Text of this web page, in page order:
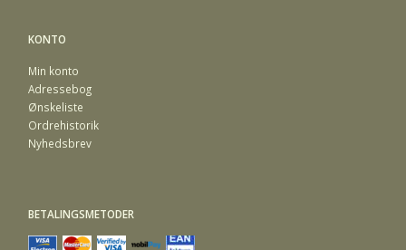
KONTO
Min konto
Adressebog
Ønskeliste
Ordrehistorik
Nyhedsbrev
BETALINGSMETODER